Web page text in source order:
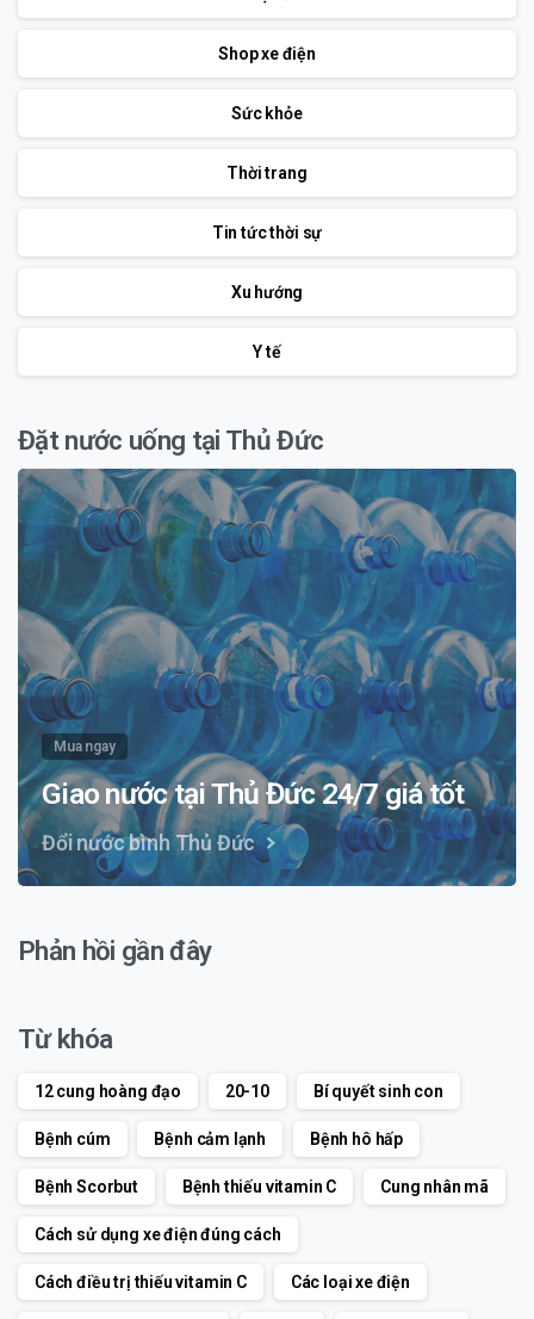
Shop xe điện
Sức khỏe
Thời trang
Tin tức thời sự
Xu hướng
Y tế
Đặt nước uống tại Thủ Đức
Mua ngay
Giao nước tại Thủ Đức 24/7 giá tốt
Đổi nước bình Thủ Đức
Phản hồi gần đây
Từ khóa
12 cung hoàng đạo 20-10 Bí quyết sinh con
Bệnh cúm Bệnh cảm lạnh Bệnh hô hấp
Bệnh Scorbut Bệnh thiếu vitamin C Cung nhân mã
Cách sử dụng xe điện đúng cách
Cách điều trị thiếu vitamin C Các loại xe điện